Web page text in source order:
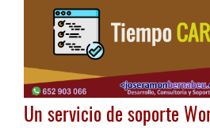
Un servicio de soporte